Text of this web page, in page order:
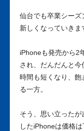
仙台でも卒業シー
新しくなっていきま
iPhoneも発売から2
され、だんだんと
時間も短くなり、飽
る一方。
そう、思い立った
したiPhoneは価格